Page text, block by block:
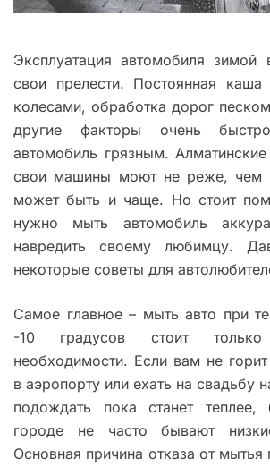
Эксплуатация автомобиля
свои прелести. Постоянная
колесами, обработка дорог
другие факторы очень
автомобиль грязным.
свои машины моют не реже, чем
может быть и чаще. Но стоит
нужно мыть автомобиль
навредить своему любимцу.
некоторые советы для
Самое главное – мыть авто при
-10 градусов стоит
необходимости. Если вам не
в аэропорту или ехать на свадьбу
подождать пока станет
городе не часто бывают
Основная причина отказа от